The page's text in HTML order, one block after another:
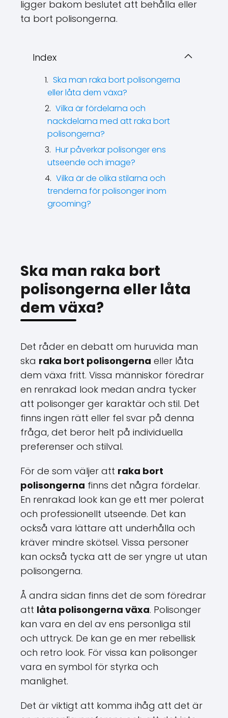
ligger bakom beslutet att behålla eller
ta bort polisongerna.
Index
Ska man raka bort polisongerna
eller låta dem växa?
Vilka är fördelarna och
nackdelarna med att raka bort
polisongerna?
Hur påverkar polisonger ens
utseende och image?
Vilka är de olika stilarna och
trenderna för polisonger inom
grooming?
Ska man raka bort
polisongerna eller låta
dem växa?
Det råder en debatt om huruvida man
ska raka bort polisongerna eller låta
dem växa fritt. Vissa människor föredrar
en renrakad look medan andra tycker
att polisonger ger karaktär och stil. Det
finns ingen rätt eller fel svar på denna
fråga, det beror helt på individuella
preferenser och stilval.
För de som väljer att raka bort
polisongerna finns det några fördelar.
En renrakad look kan ge ett mer polerat
och professionellt utseende. Det kan
också vara lättare att underhålla och
kräver mindre skötsel. Vissa personer
kan också tycka att de ser yngre ut utan
polisongerna.
Å andra sidan finns det de som föredrar
att låta polisongerna växa. Polisonger
kan vara en del av ens personliga stil
och uttryck. De kan ge en mer rebellisk
och retro look. För vissa kan polisonger
vara en symbol för styrka och
manlighet.
Det är viktigt att komma ihåg att det är